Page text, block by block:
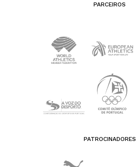
PARCEIROS
PATROCINADORES